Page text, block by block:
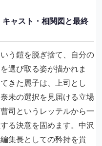
キャスト・相関図と最終
う鎧を脱ぎ捨て、自分の
選び取る姿が描かれま
きた麗子は、上司とし
未の選択を見届ける立場
司というレッテルから一
る決意を固めます。中沢
集長としての矜持を貫